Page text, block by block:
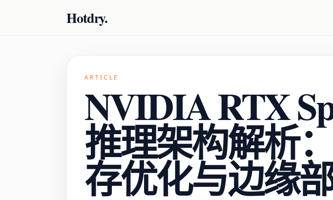
Hotdry.
ARTICLE
NVIDIA RTX
推理架构解析
存优化与边缘